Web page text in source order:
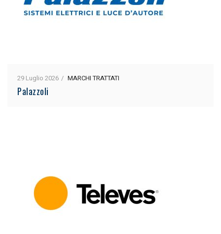
29 Luglio 2026 MARCHI TRATTATI
Palazzoli